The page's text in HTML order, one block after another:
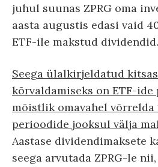
juhul suunas ZPRG oma
aasta augustis edasi vaid
ETF-ile makstud dividendid.
Seega ülalkirjeldatud
kõrvaldamiseks on ETF-
mõistlik omavahel võrrelda
perioodide jooksul välja
Aastase dividendimaksete
seega arvutada ZPRG-le